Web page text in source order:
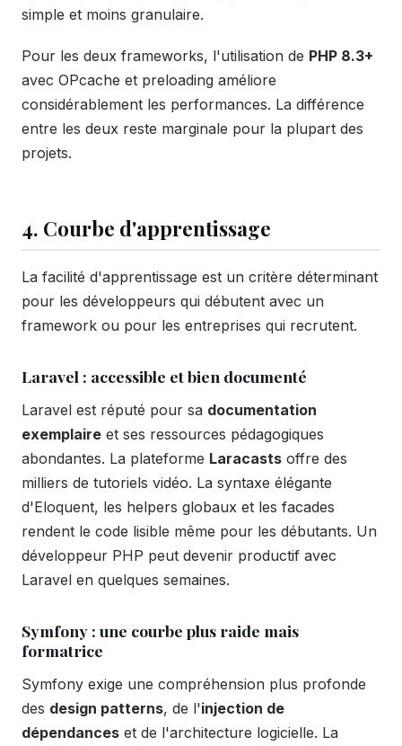
simple et moins granulaire.
Pour les deux frameworks, l'utilisation de PHP 8.3+
avec OPcache et preloading améliore
considérablement les performances. La différence
entre les deux reste marginale pour la plupart des
projets.
4. Courbe d'apprentissage
La facilité d'apprentissage est un critère déterminant
pour les développeurs qui débutent avec un
framework ou pour les entreprises qui recrutent.
Laravel : accessible et bien documenté
Laravel est réputé pour sa documentation
exemplaire et ses ressources pédagogiques
abondantes. La plateforme Laracasts offre des
milliers de tutoriels vidéo. La syntaxe élégante
d'Eloquent, les helpers globaux et les facades
rendent le code lisible même pour les débutants. Un
développeur PHP peut devenir productif avec
Laravel en quelques semaines.
Symfony : une courbe plus raide mais
formatrice
Symfony exige une compréhension plus profonde
des design patterns, de l'injection de
dépendances et de l'architecture logicielle. La